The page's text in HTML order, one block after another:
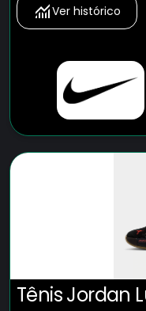
Ver histórico
Tênis Jordan